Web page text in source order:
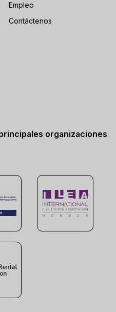
Empleo
Contáctenos
organizaciones